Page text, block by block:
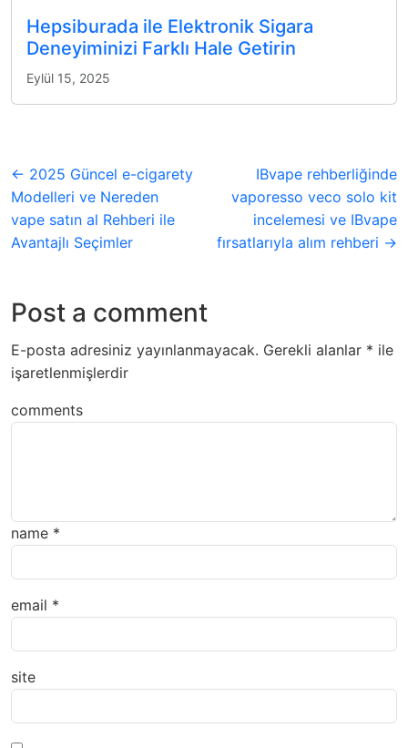
Hepsiburada ile Elektronik Sigara
Deneyiminizi Farklı Hale Getirin
Eylül 15, 2025
← 2025 Güncel e-cigarety
Modelleri ve Nereden
vape satın al Rehberi ile
Avantajlı Seçimler
IBvape rehberliğinde
vaporesso veco solo kit
incelemesi ve IBvape
fırsatlarıyla alım rehberi →
Post a comment
E-posta adresiniz yayınlanmayacak. Gerekli alanlar * ile
işaretlenmişlerdir
comments
name *
email *
site